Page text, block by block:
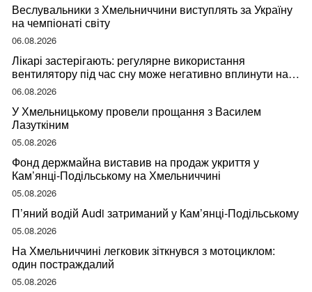
Веслувальники з Хмельниччини виступлять за Україну
на чемпіонаті світу
06.08.2026
Лікарі застерігають: регулярне використання
вентилятору під час сну може негативно вплинути на
ваше здоров’я
06.08.2026
У Хмельницькому провели прощання з Василем
Лазуткіним
05.08.2026
Фонд держмайна виставив на продаж укриття у
Кам’янці-Подільському на Хмельниччині
05.08.2026
П’яний водій Audi затриманий у Кам’янці-Подільському
05.08.2026
На Хмельниччині легковик зіткнувся з мотоциклом:
один постраждалий
05.08.2026